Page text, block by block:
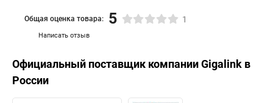
Написать отзыв
Общая оценка товара: 5 1
Официальный поставщик компанииGigalink в
России